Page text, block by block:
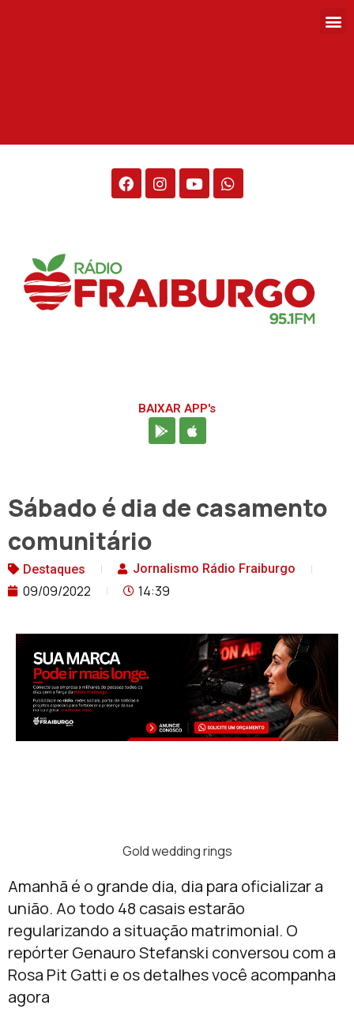
BAIXAR APP's
Sábado é dia de casamento
comunitário
Destaques Jornalismo Rádio Fraiburgo
09/09/2022 14:39
Gold wedding rings
Amanhã é o grande dia, dia para oficializar a
união. Ao todo 48 casais estarão
regularizando a situação matrimonial. O
repórter Genauro Stefanski conversou com a
Rosa Pit Gatti e os detalhes você acompanha
agora